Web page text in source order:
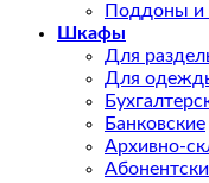
Поддоны и
Шкафы
Для
Для
Банковские
Архивно-